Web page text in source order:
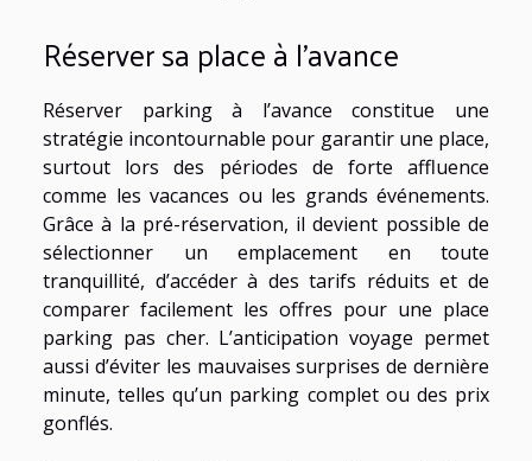
Réserver sa place à l’avance
Réserver parking à l’avance constitue une
stratégie incontournable pour garantir une place,
surtout lors des périodes de forte affluence
comme les vacances ou les grands événements.
Grâce à la pré-réservation, il devient possible de
sélectionner un emplacement en toute
tranquillité, d’accéder à des tarifs réduits et de
comparer facilement les offres pour une place
parking pas cher. L’anticipation voyage permet
aussi d’éviter les mauvaises surprises de dernière
minute, telles qu’un parking complet ou des prix
gonflés.